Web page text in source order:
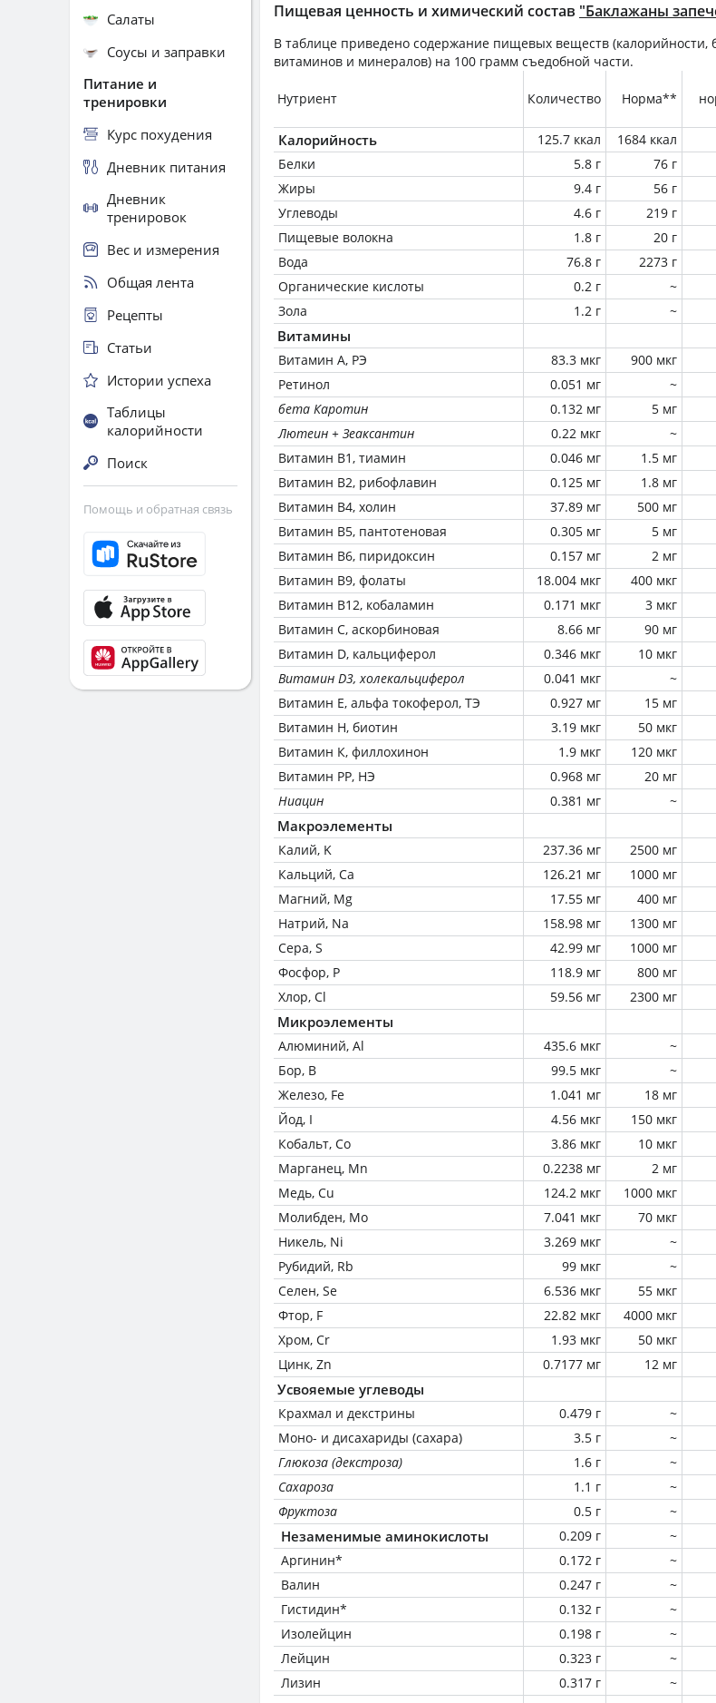
Пищевая ценность и химический состав "Баклажаны
В таблице приведено содержание пищевых веществ (калорийности,
витаминов и минералов) на 100 грамм съедобной части.
Нутриент Количество Норма**
Калорийность 125.7 ккал 1684 ккал
Белки
5.8 г 76 г
Жиры
9.4 г 56 г
Углеводы
4.6 г 219 г
Пищевые волокна
1.8 г 20 г
Вода
76.8 г 2273 г
Органические кислоты
0.2 г
~
Зола
1.2 г ~
Витамины
Витамин А, РЭ 83.3 мкг 900 мкг
Ретинол
0.051 мг
~
бета Каротин
0.132 мг 5 мг
Лютеин + Зеаксантин
0.22 мкг
~
Витамин В1, тиамин
0.046 мг 1.5 мг
Витамин В2, рибофлавин
0.125 мг 1.8 мг
Витамин В4, холин
37.89 мг 500 мг
Витамин В5, пантотеновая
0.305 мг 5 мг
Витамин В6, пиридоксин
0.157 мг 2 мг
Витамин В9, фолаты
18.004 мкг 400 мкг
Витамин В12, кобаламин
0.171 мкг 3 мкг
Витамин C, аскорбиновая
8.66 мг 90 мг
Витамин D, кальциферол
0.346 мкг 10 мкг
Витамин D3, холекальциферол
0.041 мкг
~
Витамин Е, альфа токоферол, ТЭ
0.927 мг 15 мг
Витамин Н, биотин
3.19 мкг 50 мкг
Витамин К, филлохинон
1.9 мкг 120 мкг
Витамин РР, НЭ
0.968 мг 20 мг
Ниацин
0.381 мг ~
Макроэлементы
Калий, K 237.36 мг 2500 мг
Кальций, Ca
126.21 мг 1000 мг
Магний, Mg
17.55 мг 400 мг
Натрий, Na
158.98 мг 1300 мг
Сера, S
42.99 мг 1000 мг
Фосфор, P
118.9 мг 800 мг
Хлор, Cl
59.56 мг 2300 мг
Микроэлементы
Алюминий, Al 435.6 мкг
~
Бор, B
99.5 мкг
~
Железо, Fe
1.041 мг 18 мг
Йод, I
4.56 мкг 150 мкг
Кобальт, Co
3.86 мкг 10 мкг
Марганец, Mn
0.2238 мг 2 мг
Медь, Cu
124.2 мкг 1000 мкг
Молибден, Mo
7.041 мкг 70 мкг
Никель, Ni
3.269 мкг
~
Рубидий, Rb
99 мкг
~
Селен, Se
6.536 мкг 55 мкг
Фтор, F
22.82 мкг 4000 мкг
Хром, Cr
1.93 мкг 50 мкг
Цинк, Zn
0.7177 мг 12 мг
Усвояемые углеводы
Крахмал и декстрины 0.479 г
~
Моно- и дисахариды (сахара)
3.5 г
~
Глюкоза (декстроза)
1.6 г
~
Сахароза
1.1 г
~
Фруктоза
0.5 г ~
Незаменимые аминокислоты 0.209 г
~
Аргинин*
0.172 г
~
Валин
0.247 г
~
Гистидин*
0.132 г
~
Изолейцин
0.198 г
~
Лейцин
0.323 г
~
Лизин
0.317 г
~
Салаты
Соусы и заправки
Питание и
тренировки
Курс похудения
Дневник питания
Дневник
тренировок
Вес и измерения
Общая лента
Рецепты
Статьи
Истории успеха
Таблицы
калорийности
Поиск
Помощь и обратная связь